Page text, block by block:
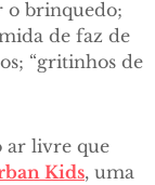
o brinquedo;
de faz de
“gritinhos de
ar livre que
Kids, uma